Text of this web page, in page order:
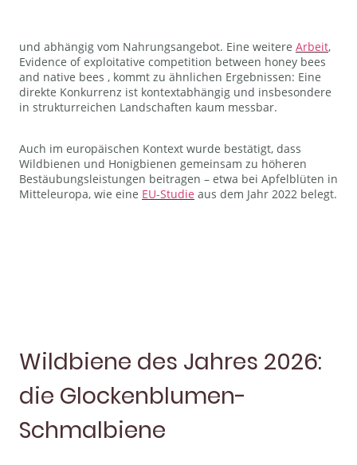
und abhängig vom Nahrungsangebot. Eine weitere Arbeit,
Evidence of exploitative competition between honey bees
and native bees , kommt zu ähnlichen Ergebnissen: Eine
direkte Konkurrenz ist kontextabhängig und insbesondere
in strukturreichen Landschaften kaum messbar.
Auch im europäischen Kontext wurde bestätigt, dass
Wildbienen und Honigbienen gemeinsam zu höheren
Bestäubungsleistungen beitragen – etwa bei Apfelblüten in
Mitteleuropa, wie eine EU-Studie aus dem Jahr 2022 belegt.
Wildbiene des Jahres 2026:
die Glockenblumen-
Schmalbiene